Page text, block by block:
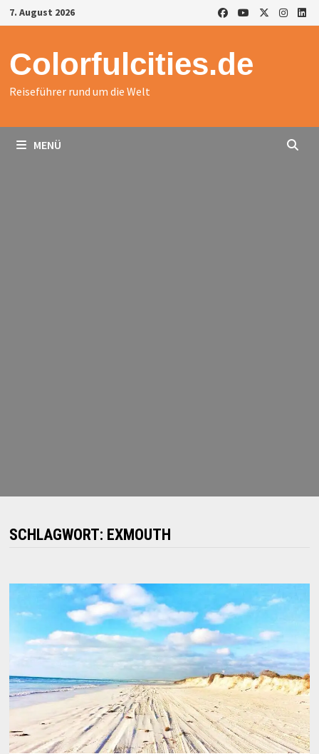
Zurück
zum
7. August 2026
Colorfulcities.de
Reiseführer rund um die Welt
MENÜ
SCHLAGWORT: EXMOUTH